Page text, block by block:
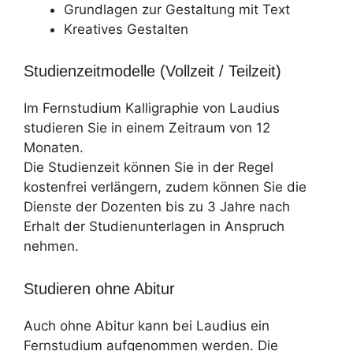
Grundlagen zur Gestaltung mit Text
Kreatives Gestalten
Studienzeitmodelle (Vollzeit / Teilzeit)
Im Fernstudium Kalligraphie von Laudius
studieren Sie in einem Zeitraum von 12
Monaten.
Die Studienzeit können Sie in der Regel
kostenfrei verlängern, zudem können Sie die
Dienste der Dozenten bis zu 3 Jahre nach
Erhalt der Studienunterlagen in Anspruch
nehmen.
Studieren ohne Abitur
Auch ohne Abitur kann bei Laudius ein
Fernstudium aufgenommen werden. Die